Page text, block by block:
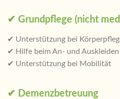
✔ Grundpflege (nicht
✔ Unterstützung bei
✔ Hilfe beim An- und Auskleiden
✔ Unterstützung bei Mobilität
✔ Demenzbetreuung